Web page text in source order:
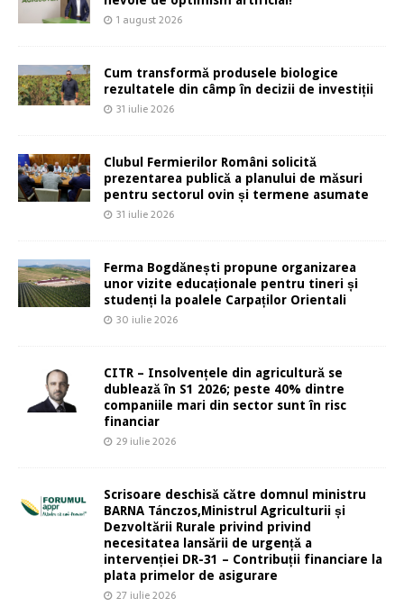
1 august 2026
Cum transformă produsele biologice
rezultatele din câmp în decizii de investiții
31 iulie 2026
Clubul Fermierilor Români solicită
prezentarea publică a planului de măsuri
pentru sectorul ovin și termene asumate
31 iulie 2026
Ferma Bogdănești propune organizarea
unor vizite educaționale pentru tineri și
studenți la poalele Carpaților Orientali
30 iulie 2026
CITR – Insolvențele din agricultură se
dublează în S1 2026; peste 40% dintre
companiile mari din sector sunt în risc
financiar
29 iulie 2026
Scrisoare deschisă către domnul ministru
BARNA Tánczos,Ministrul Agriculturii și
Dezvoltării Rurale privind privind
necesitatea lansării de urgență a
intervenției DR-31 – Contribuții financiare la
plata primelor de asigurare
27 iulie 2026